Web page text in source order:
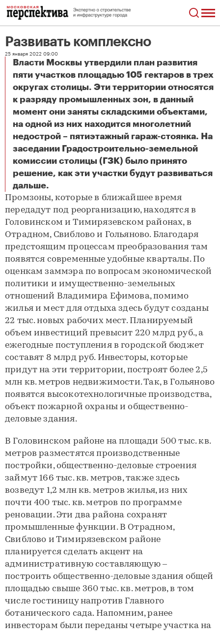
Развивать комплексно
25 января 2022 09:00
Власти Москвы утвердили план развития
пяти участков площадью 105 гектаров в трех
округах столицы. Эти территории относятся
к разряду промышленных зон, в данный
момент они заняты складскими объектами,
на одной из них находится многолетний
недострой – пятиэтажный гараж-стоянка. На
заседании Градостроительно-земельной
комиссии столицы (ГЗК) было принято
решение, как эти участки будут развиваться
дальше.
Развивать комплексно
Промзоны, которые в ближайшее время
передадут под реорганизацию, находятся в
Головинском и Тимирязевском районах, в
Отрадном, Свиблово и Гольяново. Благодаря
предстоящим процессам преобразования там
появятся современные удобные кварталы. По
оценкам заммэра по вопросам экономической
политики и имущественно-земельных
отношений Владимира Ефимова, помимо
жилья и мест для отдыха здесь будут созданы
22 тыс. новых рабочих мест. Планируемый
объем инвестиций превысит 220 млрд руб., а
ежегодные поступления в городской бюджет
составят 8 млрд руб. Инвесторы, которые
придут на эти территории, построят более 2,5
млн кв. метров недвижимости. Так, в Гольяново
появятся высокотехнологичные производства,
объект пожарной охраны и общественно-
деловые здания.
В Головинском районе на площади 500 тыс. кв.
метров разместятся производственные
постройки, общественно-деловые строения
займут 166 тыс. кв. метров, также здесь
возведут 1,2 млн кв. метров жилья, из них
почти 400 тыс. кв. метров по программе
реновации. Эти два района сохранят
промышленные функции. В Отрадном,
Свиблово и Тимирязевском районе
планируется сделать акцент на
административную составляющую –
построить общественно-деловые здания общей
площадью свыше 360 тыс. кв. метров, в том
числе гостиницу напротив Главного
ботанического сада. Напомним, ранее
инвесторам были переданы четыре участка на